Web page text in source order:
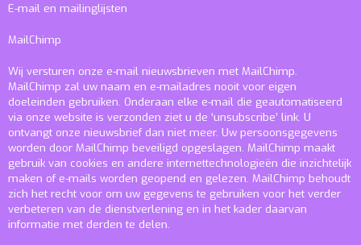
E-mail en mailinglijsten
MailChimp
Wij versturen onze e-mail nieuwsbrieven met MailChimp.
MailChimp zal uw naam en e-mailadres nooit voor eigen
doeleinden gebruiken. Onderaan elke e-mail die geautomatiseerd
via onze website is verzonden ziet u de ‘unsubscribe’ link. U
ontvangt onze nieuwsbrief dan niet meer. Uw persoonsgegevens
worden door MailChimp beveiligd opgeslagen. MailChimp maakt
gebruik van cookies en andere internettechnologieën die inzichtelijk
maken of e-mails worden geopend en gelezen. MailChimp behoudt
zich het recht voor om uw gegevens te gebruiken voor het verder
verbeteren van de dienstverlening en in het kader daarvan
informatie met derden te delen.